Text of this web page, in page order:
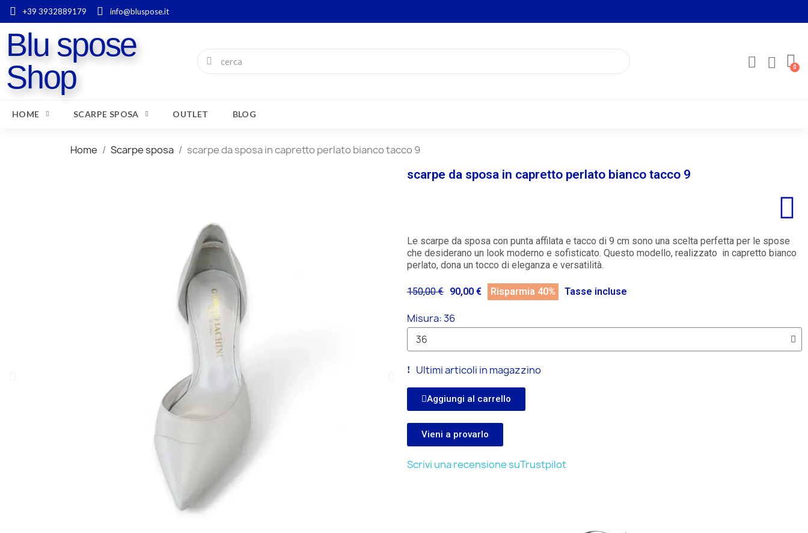
+39 3932889179 info@bluspose.it
Blu spose
Shop
HOME SCARPE SPOSA OUTLET BLOG
Home Scarpe sposa scarpe da sposa in capretto perlato bianco tacco 9
scarpe da sposa in capretto perlato bianco tacco 9
Le scarpe da sposa con punta affilata e tacco di 9 cm sono una scelta perfetta per le spose
che desiderano un look moderno e sofisticato. Questo modello, realizzato in capretto bianco
perlato, dona un tocco di eleganza e versatilità.
150,00 € 90,00 € Risparmia 40% Tasse incluse
Misura 36
Ultimi articoli in magazzino
Aggiungi al carrello
Vieni a provarlo
Scrivi una recensione suTrustpilot